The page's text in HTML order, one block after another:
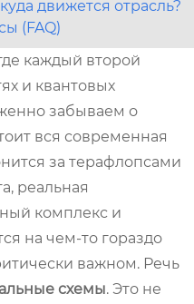
движется отрасль?
(FAQ)
каждый второй
и квантовых
забываем о
вся современная
за терафлопсами
реальная
комплекс и
на чем-то гораздо
важном. Речь
схемы. Это не